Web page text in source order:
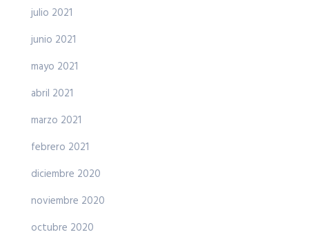
julio 2021
junio 2021
mayo 2021
abril 2021
marzo 2021
febrero 2021
diciembre 2020
noviembre 2020
octubre 2020